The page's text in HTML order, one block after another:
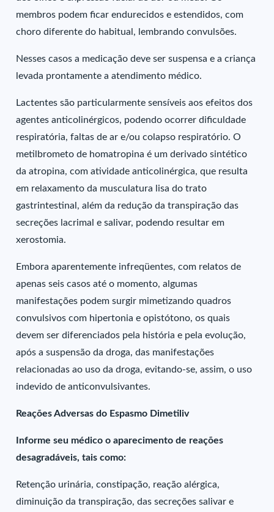
membros podem ficar endurecidos e estendidos, com
choro diferente do habitual, lembrando convulsões.
Nesses casos a medicação deve ser suspensa e a criança
levada prontamente a atendimento médico.
Lactentes são particularmente sensíveis aos efeitos dos
agentes anticolinérgicos, podendo ocorrer dificuldade
respiratória, faltas de ar e/ou colapso respiratório. O
metilbrometo de homatropina é um derivado sintético
da atropina, com atividade anticolinérgica, que resulta
em relaxamento da musculatura lisa do trato
gastrintestinal, além da redução da transpiração das
secreções lacrimal e salivar, podendo resultar em
xerostomia.
Embora aparentemente infreqüentes, com relatos de
apenas seis casos até o momento, algumas
manifestações podem surgir mimetizando quadros
convulsivos com hipertonia e opistótono, os quais
devem ser diferenciados pela história e pela evolução,
após a suspensão da droga, das manifestações
relacionadas ao uso da droga, evitando-se, assim, o uso
indevido de anticonvulsivantes.
Reações Adversas do Espasmo Dimetiliv
Informe seu médico o aparecimento de reações
desagradáveis, tais como:
Retenção urinária, constipação, reação alérgica,
diminuição da transpiração, das secreções salivar e